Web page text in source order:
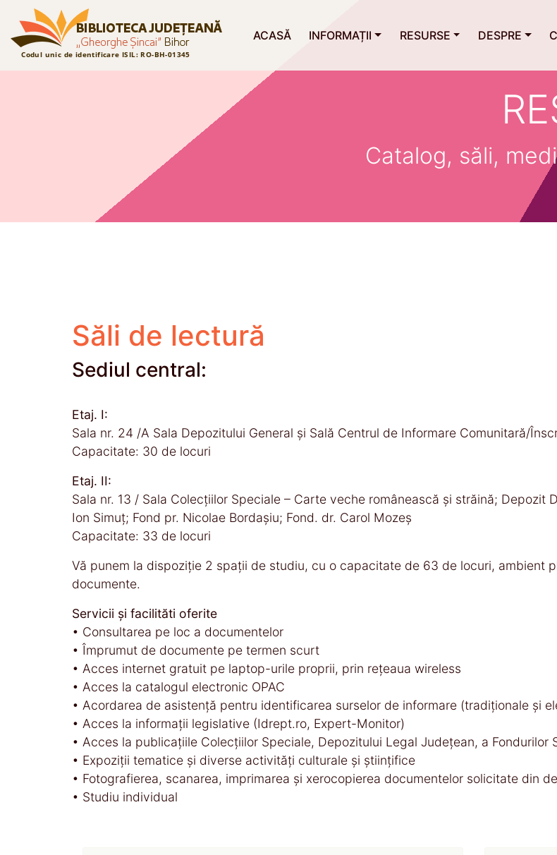
ACASĂ INFORMAȚII RESURSE DESPRE
Catalog, săli,
Săli de lectură
Sediul central:
Etaj. I:
Sala nr. 24 /A Sala Depozitului General și Sală Centrul de Informare Comunitară/
Capacitate: 30 de locuri
Etaj. II:
Sala nr. 13 / Sala Colecțiilor Speciale – Carte veche românească și străină; Depozit
Ion Simuț; Fond pr. Nicolae Bordașiu; Fond. dr. Carol Mozeș
Capacitate: 33 de locuri
Vă punem la dispoziție 2 spații de studiu, cu o capacitate de 63 de locuri, ambient
documente.
Servicii și facilităti oferite
• Consultarea pe loc a documentelor
• Împrumut de documente pe termen scurt
• Acces internet gratuit pe laptop-urile proprii, prin rețeaua wireless
• Acces la catalogul electronic OPAC
• Acordarea de asistență pentru identificarea surselor de informare (tradiționale și
• Acces la informații legislative (Idrept.ro, Expert-Monitor)
• Acces la publicațiile Colecțiilor Speciale, Depozitului Legal Județean, a
• Expoziții tematice și diverse activități culturale și științifice
• Fotografierea, scanarea, imprimarea și xerocopierea documentelor solicitate din
• Studiu individual